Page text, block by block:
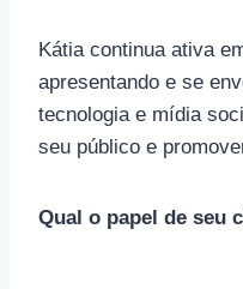
Kátia continua ativa
apresentando e se
tecnologia e mídia
seu público e
Qual o papel de seu